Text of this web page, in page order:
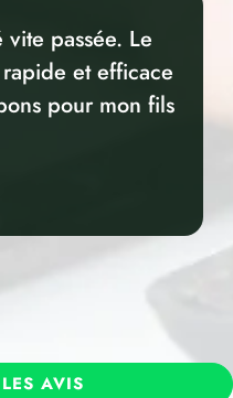
passée. Le
et efficace
pour mon fils
délicate
AVIS